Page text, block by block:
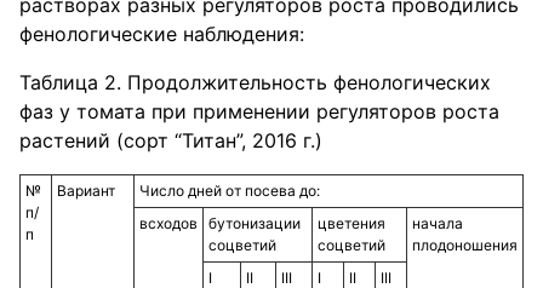
растворах разных регуляторов роста проводились
фенологические наблюдения:
Таблица 2. Продолжительность фенологических
фаз у томата при применении регуляторов роста
растений (сорт “Титан”, 2016 г.)
№
п/
п
Вариант
Число дней от посева до:
всходов
бутонизации
соцветий
цветения
соцветий
начала
плодоношения
I
II III I II
III